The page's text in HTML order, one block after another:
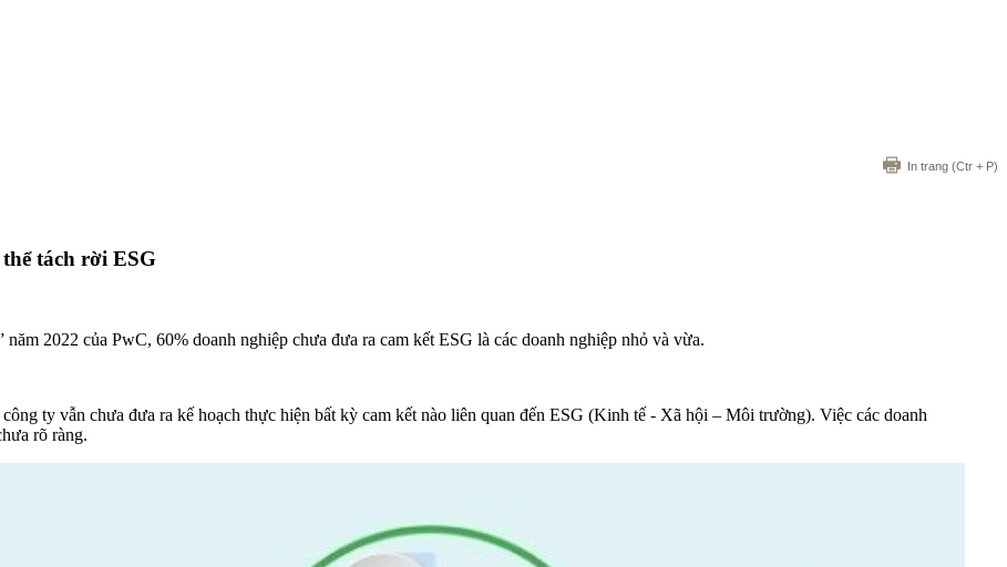
In trang (Ctr + P)
tách rời ESG
2022 của PwC, 60% doanh nghiệp chưa đưa ra cam kết ESG là các doanh nghiệp nhỏ và vừa.
ty vẫn chưa đưa ra kế hoạch thực hiện bất kỳ cam kết nào liên quan đến ESG (Kinh tế - Xã hội – Môi trường). Việc các doanh
rõ ràng.